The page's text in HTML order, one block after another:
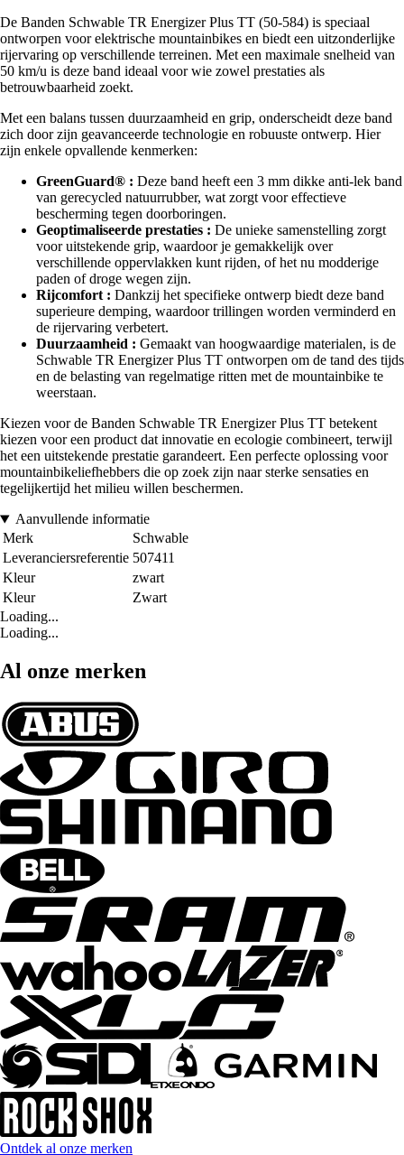
De Banden Schwable TR Energizer Plus TT (50-584) is speciaal
ontworpen voor elektrische mountainbikes en biedt een uitzonderlijke
rijervaring op verschillende terreinen. Met een maximale snelheid van
50 km/u is deze band ideaal voor wie zowel prestaties als
betrouwbaarheid zoekt.
Met een balans tussen duurzaamheid en grip, onderscheidt deze band
zich door zijn geavanceerde technologie en robuuste ontwerp. Hier
zijn enkele opvallende kenmerken:
GreenGuard® : Deze band heeft een 3 mm dikke anti-lek band
van gerecycled natuurrubber, wat zorgt voor effectieve
bescherming tegen doorboringen.
Geoptimaliseerde prestaties : De unieke samenstelling zorgt
voor uitstekende grip, waardoor je gemakkelijk over
verschillende oppervlakken kunt rijden, of het nu modderige
paden of droge wegen zijn.
Rijcomfort : Dankzij het specifieke ontwerp biedt deze band
superieure demping, waardoor trillingen worden verminderd en
de rijervaring verbetert.
Duurzaamheid : Gemaakt van hoogwaardige materialen, is de
Schwable TR Energizer Plus TT ontworpen om de tand des tijds
en de belasting van regelmatige ritten met de mountainbike te
weerstaan.
Kiezen voor de Banden Schwable TR Energizer Plus TT betekent
kiezen voor een product dat innovatie en ecologie combineert, terwijl
het een uitstekende prestatie garandeert. Een perfecte oplossing voor
mountainbikeliefhebbers die op zoek zijn naar sterke sensaties en
tegelijkertijd het milieu willen beschermen.
Aanvullende informatie
Merk
Schwable
Leveranciersreferentie 507411
Kleur
zwart
Kleur
Zwart
Loading...
Loading...
Al onze merken
Ontdek al onze merken